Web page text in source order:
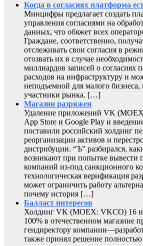
Когда в согласиях платформа
Минцифры предлагает создать
управления согласиями на
данных, что обяжет всех
Граждане, соответственно,
отслеживать свои согласия в
отозвать их в случае
миллиардов записей о согласиях
расходов на инфраструктуру и
неподъемной для малого
участники рынка. […]
Магазин разряжен
Удаление приложений VK
App Store и Google Play и
поставили российский холдинг
реорганизации активов и
дистрибуции. “Ъ” разбирался,
возникают при попытке вывести
компаний из-под санкционного
технологическая верификация
может ограничить работу
почему история […]
Балласт интересов
Холдинг VK (MOEX: VKCO) 16
100% в отечественном магазине
гендиректору
также принял решение полностью